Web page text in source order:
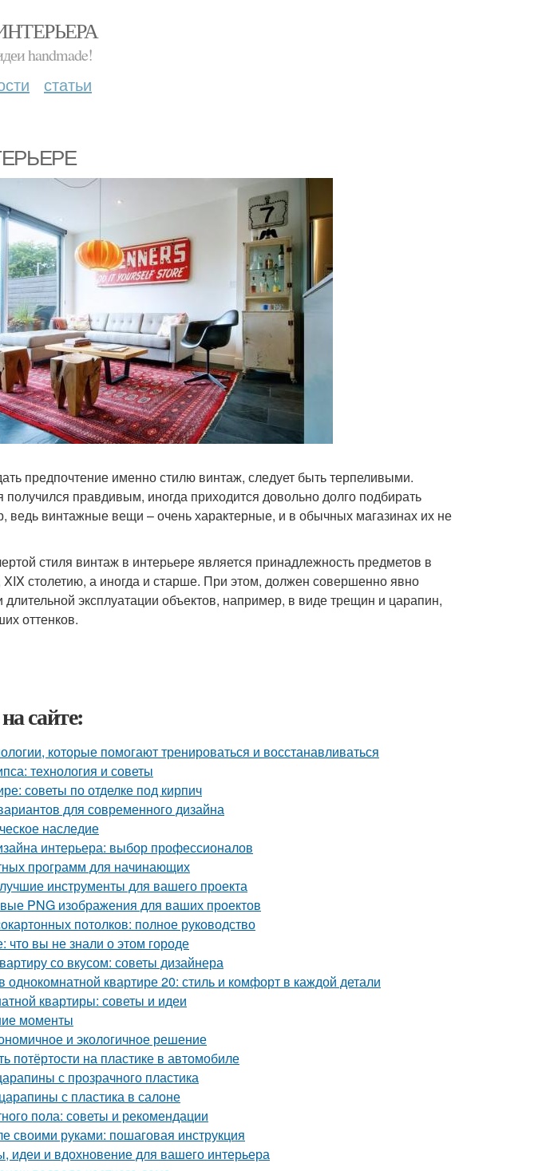
handmade!
статьи
предпочтение именно стилю винтаж, следует быть терпеливыми.
правдивым, иногда приходится довольно долго подбирать
ведь винтажные вещи – очень характерные, и в обычных магазинах их не
стиля винтаж в интерьере является принадлежность предметов в
столетию, а иногда и старше. При этом, должен совершенно явно
длительной эксплуатации объектов, например, в виде трещин и царапин,
оттенков.
сайте:
которые помогают тренироваться и восстанавливаться
технология и советы
советы по отделке под кирпич
для современного дизайна
наследие
интерьера: выбор профессионалов
программ для начинающих
инструменты для вашего проекта
PNG изображения для ваших проектов
потолков: полное руководство
вы не знали о этом городе
со вкусом: советы дизайнера
квартире 20: стиль и комфорт в каждой детали
квартиры: советы и идеи
моменты
и экологичное решение
потёртости на пластике в автомобиле
с прозрачного пластика
с пластика в салоне
пола: советы и рекомендации
своими руками: пошаговая инструкция
идеи и вдохновение для вашего интерьера